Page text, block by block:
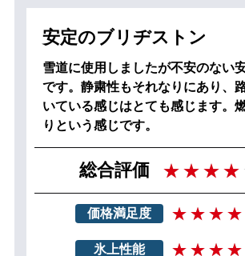
安定のブリヂストン
雪道に使用しましたが不安のない
です。静粛性もそれなりにあり、
いている感じはとても感じます。
りという感じです。
総合評価
価格満足度
氷上性能